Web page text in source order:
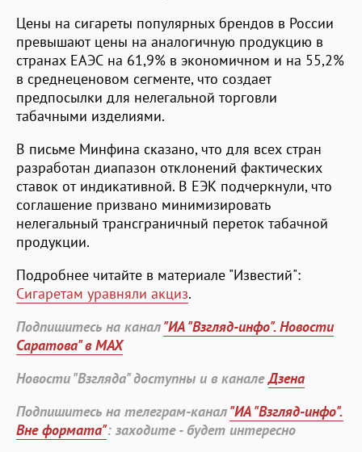
Цены на сигареты популярных брендов в России
превышают цены на аналогичную продукцию в
странах ЕАЭС на 61,9% в экономичном и на 55,2%
в среднеценовом сегменте, что создает
предпосылки для нелегальной торговли
табачными изделиями.
В письме Минфина сказано, что для всех стран
разработан диапазон отклонений фактических
ставок от индикативной. В ЕЭК подчеркнули, что
соглашение призвано минимизировать
нелегальный трансграничный переток табачной
продукции.
Подробнее читайте в материале "Известий":
Сигаретам уравняли акциз.
Подпишитесь на канал"ИА "Взгляд-инфо". Новости
Саратова" в MAX
Новости "Взгляда" доступны и в каналеДзена
Подпишитесь на телеграм-канал"ИА "Взгляд-инфо".
Вне формата": заходите - будет интересно